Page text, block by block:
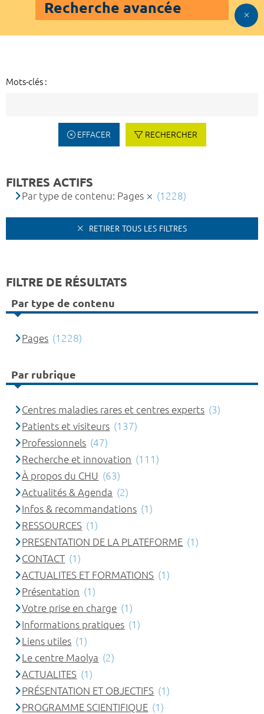
Recherche avancée
Mots-clés :
EFFACER RECHERCHER
FILTRES ACTIFS
Par type de contenu: Pages (1228)
RETIRER TOUS LES FILTRES
FILTRE DE RÉSULTATS
Par type de contenu
Pages (1228)
Par rubrique
Centres maladies rares et centres experts (3)
Patients et visiteurs (137)
Professionnels (47)
Recherche et innovation (111)
À propos du CHU (63)
Actualités & Agenda (2)
Infos & recommandations (1)
RESSOURCES (1)
PRESENTATION DE LA PLATEFORME (1)
CONTACT (1)
ACTUALITES ET FORMATIONS (1)
Présentation (1)
Votre prise en charge (1)
Informations pratiques (1)
Liens utiles (1)
Le centre Maolya (2)
ACTUALITES (1)
PRÉSENTATION ET OBJECTIFS (1)
PROGRAMME SCIENTIFIQUE (1)